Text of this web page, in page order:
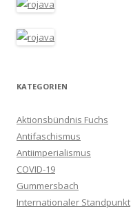
KATEGORIEN
Aktionsbündnis Fuchs
Antifaschismus
Antiimperialismus
COVID-19
Gummersbach
Internationaler Standpunkt